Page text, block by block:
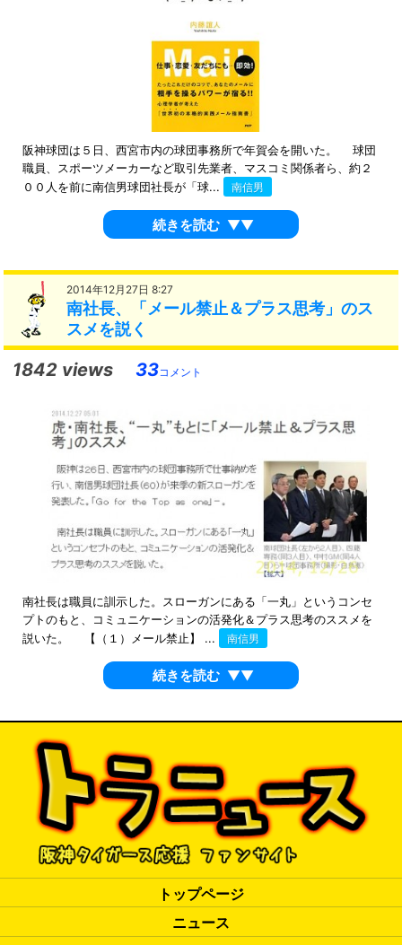
阪神球団は５日、西宮市内の球団事務所で年賀会を開いた。 球団
職員、スポーツメーカーなど取引先業者、マスコミ関係者ら、約２
００人を前に南信男球団社長が「球...
南信男
続きを読む ▼▼
2014年12月27日 8:27
南社長、「メール禁止＆プラス思考」のス
スメを説く
1842 views 33コメント
南社長は職員に訓示した。スローガンにある「一丸」というコンセ
プトのもと、コミュニケーションの活発化＆プラス思考のススメを
説いた。 【（１）メール禁止】 ...
南信男
続きを読む ▼▼
トップページ
ニュース